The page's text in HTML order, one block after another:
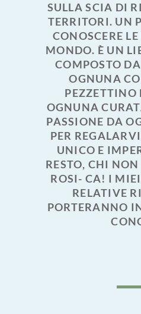
SULLA SCIA DI
TERRITORI. UN
CONOSCERE
MONDO. È UN
COMPOSTO
OGNUNA
PEZZETTINO
OGNUNA
PASSIONE DA
PER
UNICO E
RESTO, CHI
ROSI- CA! I
RELATIVE
PORTERANNO